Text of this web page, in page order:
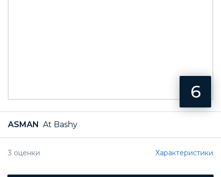
6
ASMAN At Bashy
3 оценки Характеристики